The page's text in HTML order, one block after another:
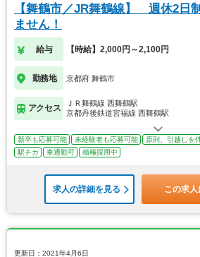
【舞鶴市／JR舞鶴線】 週休2日
ません！
給与 【時給】2,000円～2,100円
勤務地 京都府 舞鶴市
アクセス
ＪＲ舞鶴線 西舞鶴駅
京都丹後鉄道宮福線 西舞鶴駅
新卒も応募可能 未経験者も応募可能 原則、引越しを
駅チカ
車通勤可 積極採用中
求人の詳細を見る この求
更新日：2021年4月6日